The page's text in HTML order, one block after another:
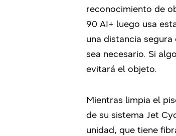
reconocimiento de
90 AI+ luego usa
una distancia
sea necesario. Si
evitará el objeto.
Mientras limpia el
de su sistema Jet
unidad, que tiene